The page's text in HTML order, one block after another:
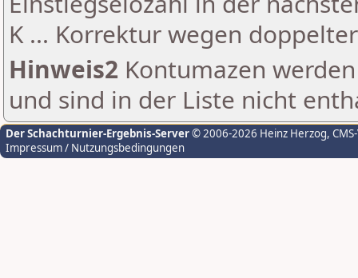
K ... Korrektur wegen
Hinweis2 Kontumazen
und sind in der Liste nicht
Der Schachturnier-Ergebnis-Server© 2006-2026 Heinz Herzog,
Impressum / Nutzungsbedingungen